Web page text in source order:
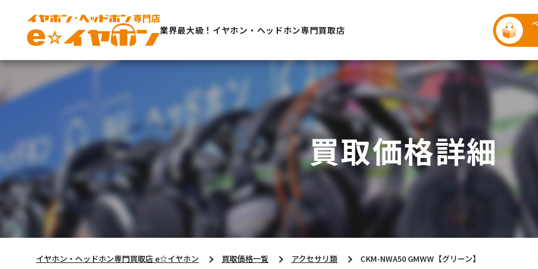
業界最大級！イヤホン・ヘッドホン専門買取店
買取価格詳細
イヤホン・ヘッドホン専門買取店 e☆イヤホン 買取価格一覧 アクセサリ類 CKM-NWA50 GMWW【グリーン】